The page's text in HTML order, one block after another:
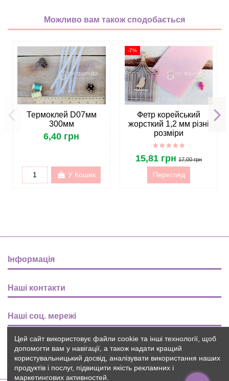
Можливо вам також сподобається
Термоклей D07мм
300мм
6,40 грн
У Кошик
-7%
Фетр корейський
жорсткий 1,2 мм різні
розміри
15,81 грн 17,00 грн
Перегляд
Інформація
Наші контакти
Наші соц. мережі
Розсилка
Цей сайт використовує файли cookie та інші технології, щоб
допомогти вам у навігації, а також надати кращий
користувальницький досвід, аналізувати використання наших
продуктів і послуг, підвищити якість рекламних і
маркетингових активностей.